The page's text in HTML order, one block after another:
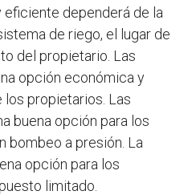
dependerá de la
de riego, el lugar de
del propietario. Las
opción económica y
los propietarios. Las
buena opción para los
bombeo a presión. La
opción para los
limitado.